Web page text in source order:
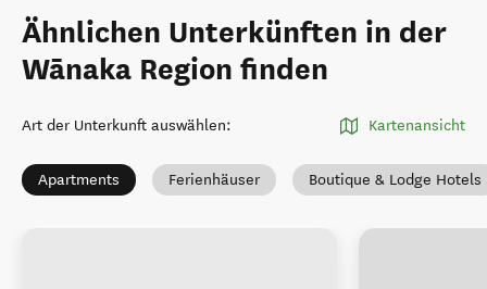
Ähnlichen Unterkünften in der
Wānaka Region finden
Art der Unterkunft auswählen: Kartenansicht
Apartments Ferienhäuser Boutique & Lodge Hotels